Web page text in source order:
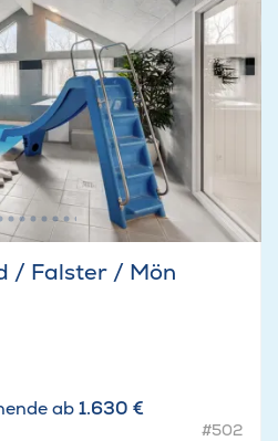
/ Falster / Mön
ab1.630 €
#502